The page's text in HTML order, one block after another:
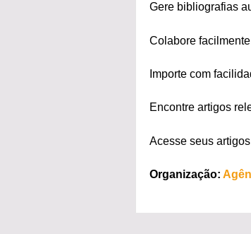
Gere bibliografias
Colabore
Importe com
Encontre artigos
Acesse seus
Organização: